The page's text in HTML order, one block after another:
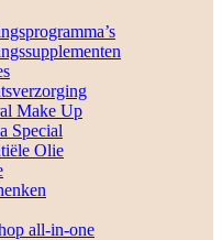
Make Up
Special
Olie
all-in-one